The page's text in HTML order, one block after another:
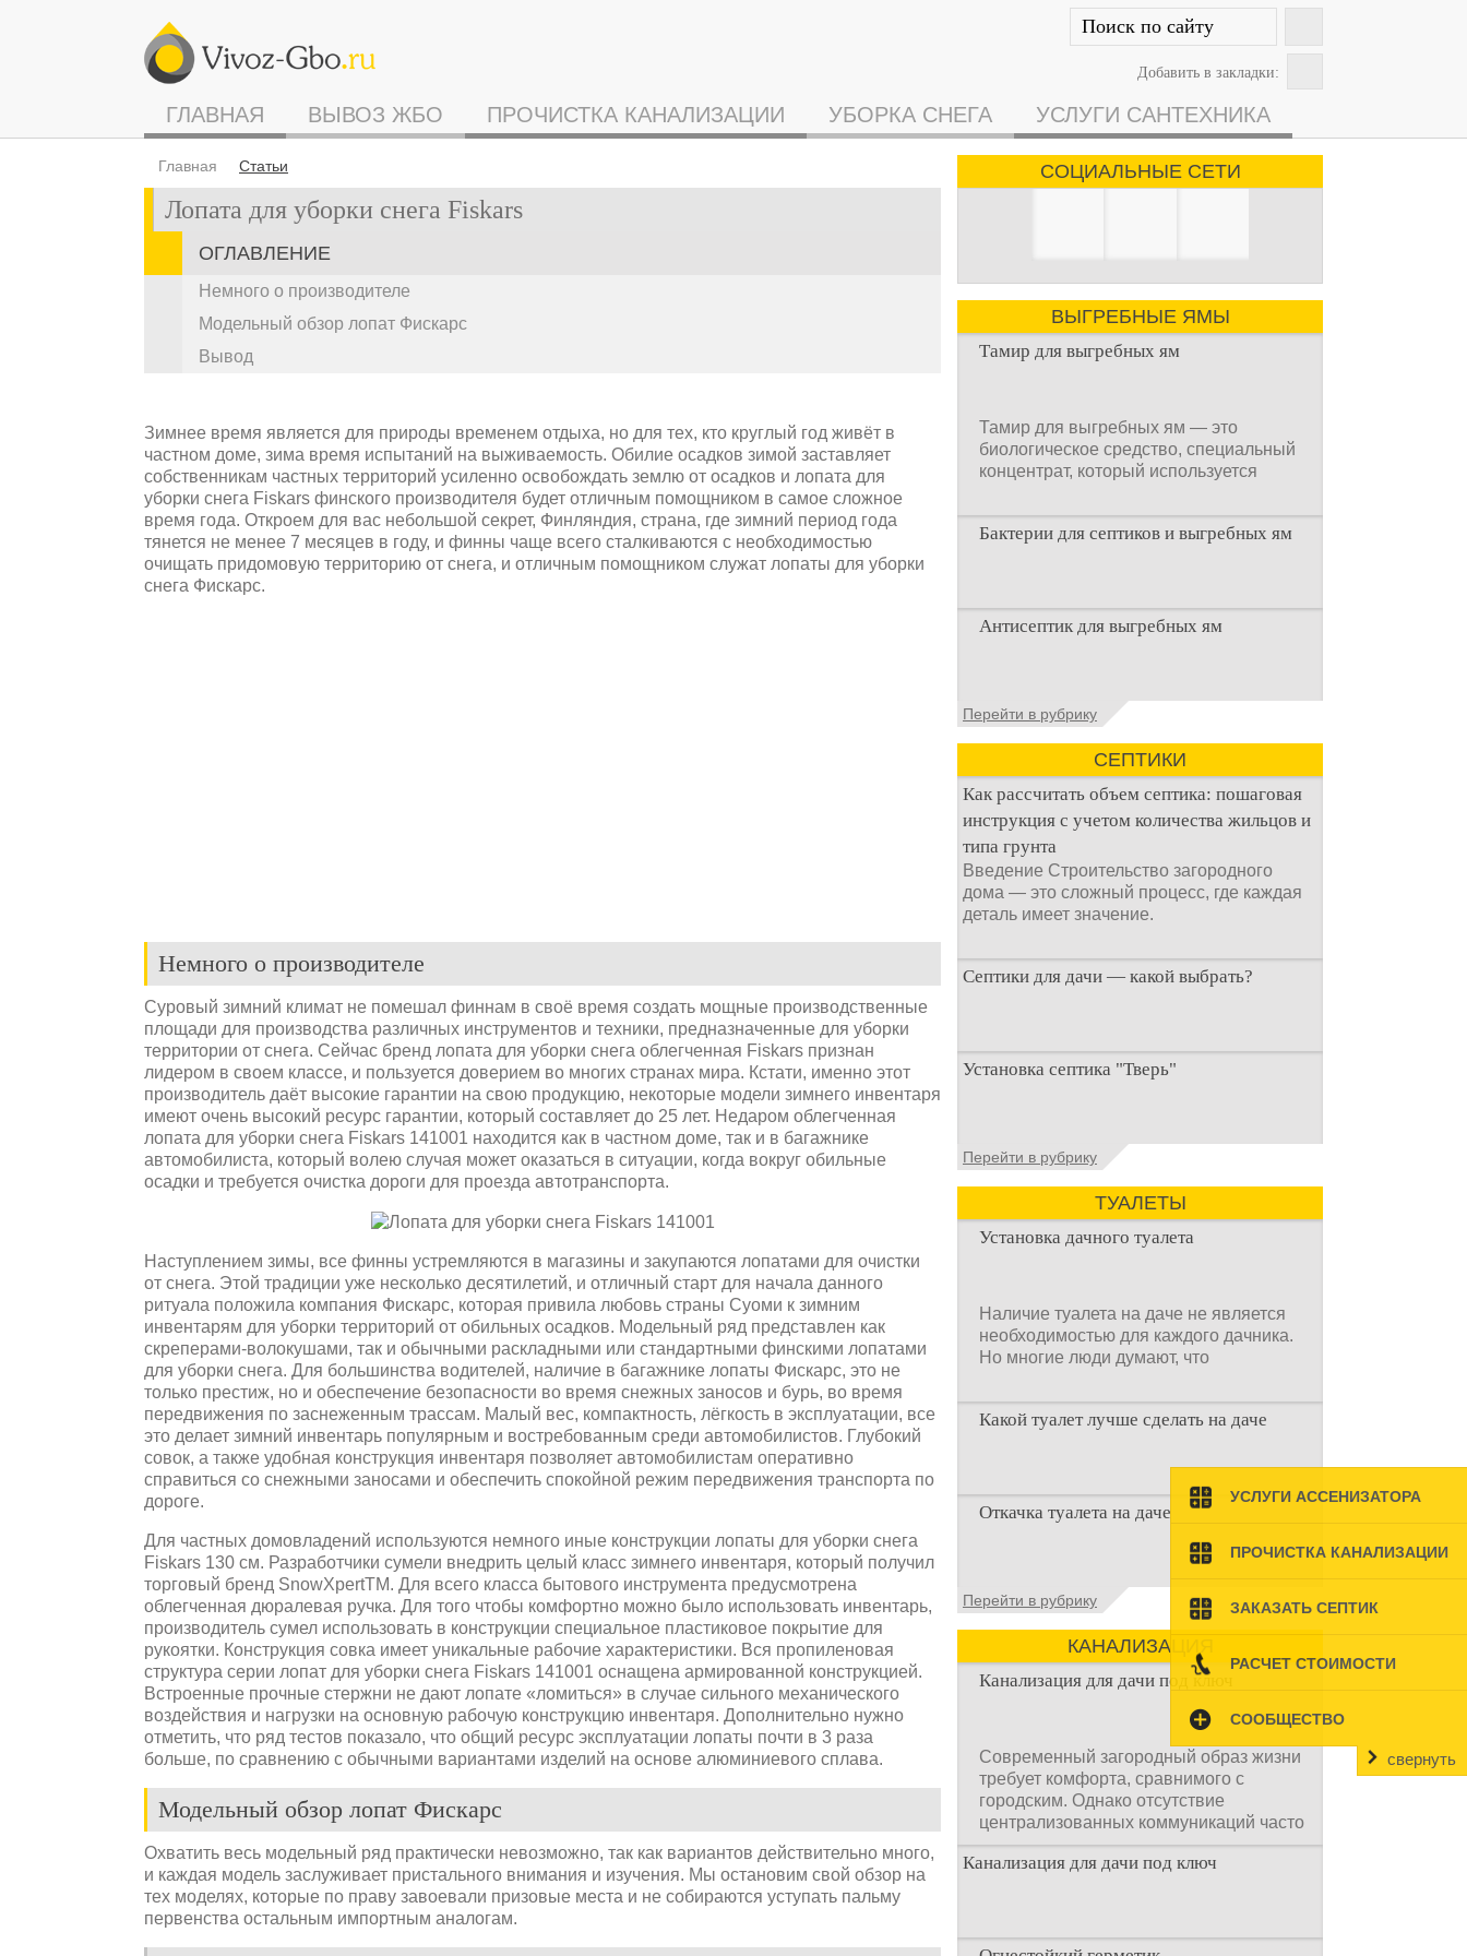
УСЛУГИ АССЕНИЗАТОРА
ПРОЧИСТКА КАНАЛИЗАЦИИ
ЗАКАЗАТЬ СЕПТИК
РАСЧЕТ СТОИМОСТИ
СООБЩЕСТВО
свернуть
Добавить в закладки:
ГЛАВНАЯ ВЫВОЗ ЖБО ПРОЧИСТКА КАНАЛИЗАЦИИ УБОРКА СНЕГА УСЛУГИ САНТЕХНИКА
Главная Статьи
Лопата для уборки снега Fiskars
ОГЛАВЛЕНИЕ
Немного о производителе
Модельный обзор лопат Фискарс
Вывод
Зимнее время является для природы временем отдыха, но для тех, кто круглый год живёт в
частном доме, зима время испытаний на выживаемость. Обилие осадков зимой заставляет
собственникам частных территорий усиленно освобождать землю от осадков и лопата для
уборки снега Fiskars финского производителя будет отличным помощником в самое сложное
время года. Откроем для вас небольшой секрет, Финляндия, страна, где зимний период года
тянется не менее 7 месяцев в году, и финны чаще всего сталкиваются с необходимостью
очищать придомовую территорию от снега, и отличным помощником служат лопаты для уборки
снега Фискарс.
Немного о производителе
Суровый зимний климат не помешал финнам в своё время создать мощные производственные
площади для производства различных инструментов и техники, предназначенные для уборки
территории от снега. Сейчас бренд лопата для уборки снега облегченная Fiskars признан
лидером в своем классе, и пользуется доверием во многих странах мира. Кстати, именно этот
производитель даёт высокие гарантии на свою продукцию, некоторые модели зимнего инвентаря
имеют очень высокий ресурс гарантии, который составляет до 25 лет. Недаром облегченная
лопата для уборки снега Fiskars 141001 находится как в частном доме, так и в багажнике
автомобилиста, который волею случая может оказаться в ситуации, когда вокруг обильные
осадки и требуется очистка дороги для проезда автотранспорта.
Наступлением зимы, все финны устремляются в магазины и закупаются лопатами для очистки
от снега. Этой традиции уже несколько десятилетий, и отличный старт для начала данного
ритуала положила компания Фискарс, которая привила любовь страны Суоми к зимним
инвентарям для уборки территорий от обильных осадков. Модельный ряд представлен как
скреперами-волокушами, так и обычными раскладными или стандартными финскими лопатами
для уборки снега. Для большинства водителей, наличие в багажнике лопаты Фискарс, это не
только престиж, но и обеспечение безопасности во время снежных заносов и бурь, во время
передвижения по заснеженным трассам. Малый вес, компактность, лёгкость в эксплуатации, все
это делает зимний инвентарь популярным и востребованным среди автомобилистов. Глубокий
совок, а также удобная конструкция инвентаря позволяет автомобилистам оперативно
справиться со снежными заносами и обеспечить спокойной режим передвижения транспорта по
дороге.
Для частных домовладений используются немного иные конструкции лопаты для уборки снега
Fiskars 130 см. Разработчики сумели внедрить целый класс зимнего инвентаря, который получил
торговый бренд SnowXpertTM. Для всего класса бытового инструмента предусмотрена
облегченная дюралевая ручка. Для того чтобы комфортно можно было использовать инвентарь,
производитель сумел использовать в конструкции специальное пластиковое покрытие для
рукоятки. Конструкция совка имеет уникальные рабочие характеристики. Вся пропиленовая
структура серии лопат для уборки снега Fiskars 141001 оснащена армированной конструкцией.
Встроенные прочные стержни не дают лопате «ломиться» в случае сильного механического
воздействия и нагрузки на основную рабочую конструкцию инвентаря. Дополнительно нужно
отметить, что ряд тестов показало, что общий ресурс эксплуатации лопаты почти в 3 раза
больше, по сравнению с обычными вариантами изделий на основе алюминиевого сплава.
Модельный обзор лопат Фискарс
Охватить весь модельный ряд практически невозможно, так как вариантов действительно много,
и каждая модель заслуживает пристального внимания и изучения. Мы остановим свой обзор на
тех моделях, которые по праву завоевали призовые места и не собираются уступать пальму
первенства остальным импортным аналогам.
СОЦИАЛЬНЫЕ СЕТИ
ВЫГРЕБНЫЕ ЯМЫ
Тамир для выгребных ям
Тамир для выгребных ям — это
биологическое средство, специальный
концентрат, который используется
Бактерии для септиков и выгребных ям
Очистка канализационного стока или
выгребной ямой всегда являлась не
Антисептик для выгребных ям
Общие сведения об антисептиках
Антисептик для выгребных ям – это
специальные препараты, которые
Перейти в рубрику
СЕПТИКИ
Как рассчитать объем септика: пошаговая
инструкция с учетом количества жильцов и
типа грунта
Введение Строительство загородного
дома — это сложный процесс, где каждая
деталь имеет значение.
Септики для дачи — какой выбрать?
При строительстве дачи одной из
первоочередных задач становится
Установка септика "Тверь"
Установка септика Тверь - важнейший
аспект утилизации сточных вод в частных
домах и на загородных
Перейти в рубрику
ТУАЛЕТЫ
Установка дачного туалета
Наличие туалета на даче не является
необходимостью для каждого дачника.
Но многие люди думают, что
Какой туалет лучше сделать на даче
Когда люди долгое время прибывают на
дачном участке, то им приходится
подстраивать все условия
Откачка туалета на даче
Туалет на даче – это первая постройка,
которая изначально строится на дачном
участке. Она может
Перейти в рубрику
КАНАЛИЗАЦИЯ
Канализация для дачи под ключ
Современный загородный образ жизни
требует комфорта, сравнимого с
городским. Однако отсутствие
централизованных коммуникаций часто
становится главным препятствием.
Многие владельцы ошибочно полагают,
Канализация для дачи под ключ